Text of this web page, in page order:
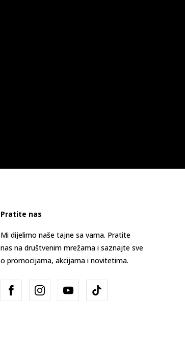
Pratite nas
Mi dijelimo naše tajne sa vama. Pratite
nas na društvenim mrežama i saznajte sve
o promocijama, akcijama i novitetima.